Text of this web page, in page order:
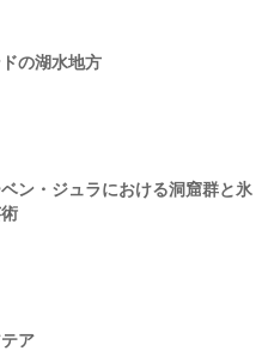
の湖水地方
ン・ジュラにおける洞窟群と氷
ア